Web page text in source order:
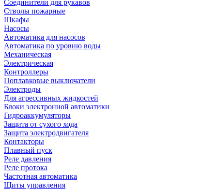
Соединители для рукавов
Стволы пожарные
Шкафы
Насосы
Автоматика для насосов
Автоматика по уровню воды
Механическая
Электрическая
Контроллеры
Поплавковые выключатели
Электроды
Для агрессивных жидкостей
Блоки электронной автоматики
Гидроаккумуляторы
Защита от сухого хода
Защита электродвигателя
Контакторы
Плавный пуск
Реле давления
Реле протока
Частотная автоматика
Щиты управления